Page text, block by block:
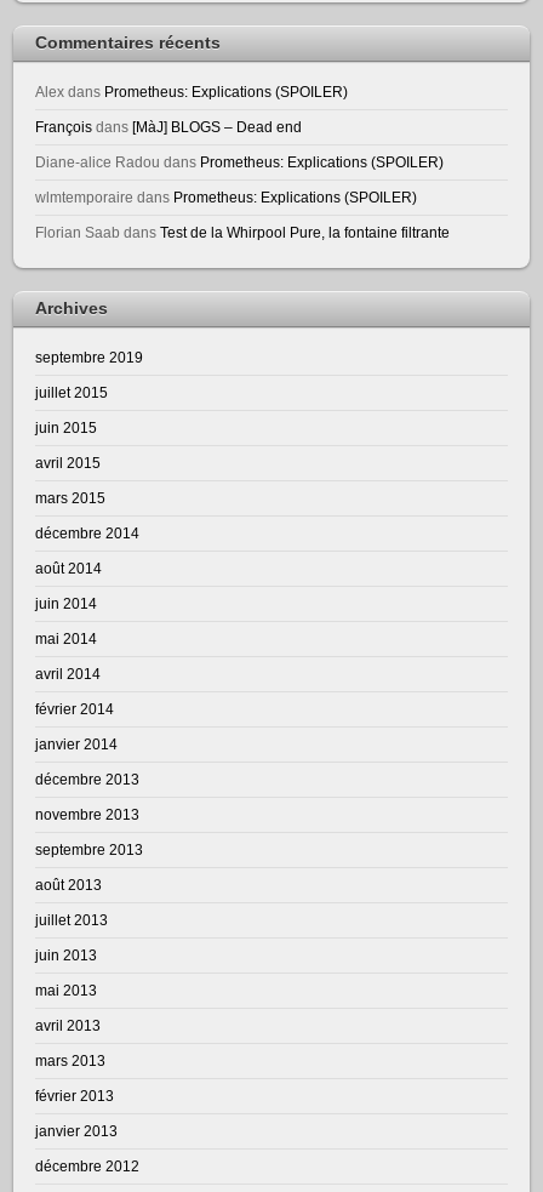
Commentaires récents
Alex dans Prometheus: Explications (SPOILER)
François dans[MàJ] BLOGS – Dead end
Diane-alice Radou dans Prometheus: Explications (SPOILER)
wlmtemporaire dans Prometheus: Explications (SPOILER)
Florian Saab dansTest de la Whirpool Pure, la fontaine filtrante
Archives
septembre 2019
juillet 2015
juin 2015
avril 2015
mars 2015
décembre 2014
août 2014
juin 2014
mai 2014
avril 2014
février 2014
janvier 2014
décembre 2013
novembre 2013
septembre 2013
août 2013
juillet 2013
juin 2013
mai 2013
avril 2013
mars 2013
février 2013
janvier 2013
décembre 2012